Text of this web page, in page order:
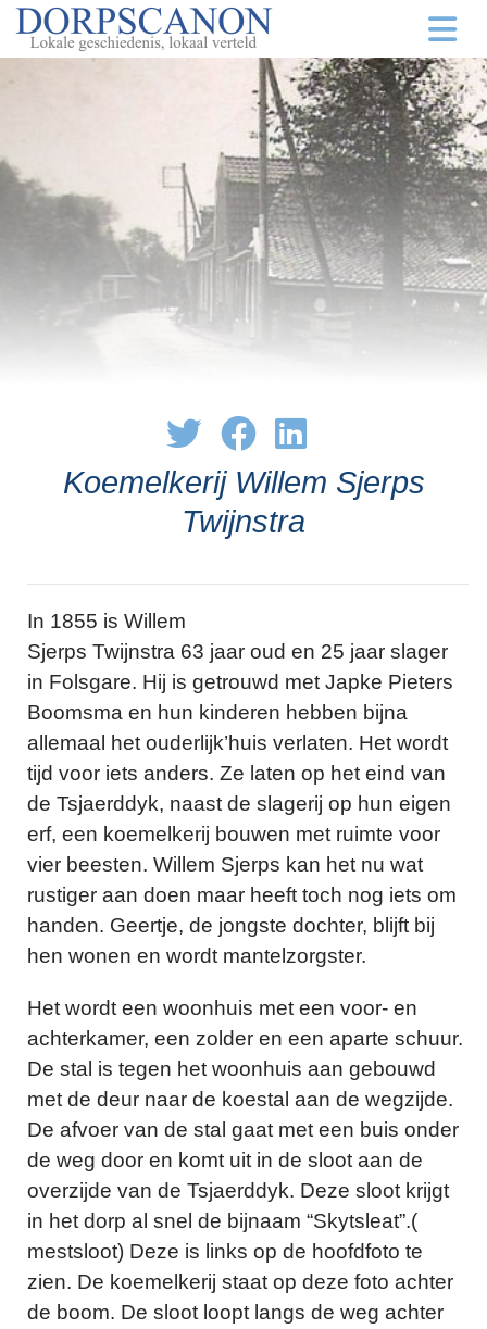
Koemelkerij Willem Sjerps
Twijnstra
In 1855 is Willem
Sjerps Twijnstra 63 jaar oud en 25 jaar slager
in Folsgare. Hij is getrouwd met Japke Pieters
Boomsma en hun kinderen hebben bijna
allemaal het ouderlijk’huis verlaten. Het wordt
tijd voor iets anders. Ze laten op het eind van
de Tsjaerddyk, naast de slagerij op hun eigen
erf, een koemelkerij bouwen met ruimte voor
vier beesten. Willem Sjerps kan het nu wat
rustiger aan doen maar heeft toch nog iets om
handen. Geertje, de jongste dochter, blijft bij
hen wonen en wordt mantelzorgster.
Het wordt een woonhuis met een voor- en
achterkamer, een zolder en een aparte schuur.
De stal is tegen het woonhuis aan gebouwd
met de deur naar de koestal aan de wegzijde.
De afvoer van de stal gaat met een buis onder
de weg door en komt uit in de sloot aan de
overzijde van de Tsjaerddyk. Deze sloot krijgt
in het dorp al snel de bijnaam “Skytsleat”.(
mestsloot) Deze is links op de hoofdfoto te
zien. De koemelkerij staat op deze foto achter
de boom. De sloot loopt langs de weg achter